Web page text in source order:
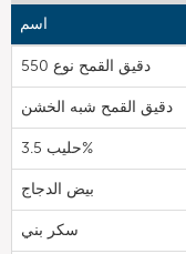
اسم
دقيق القمح نوع 550
دقيق القمح شبه الخشن
حليب 3.5%
بيض الدجاج
سكر بني